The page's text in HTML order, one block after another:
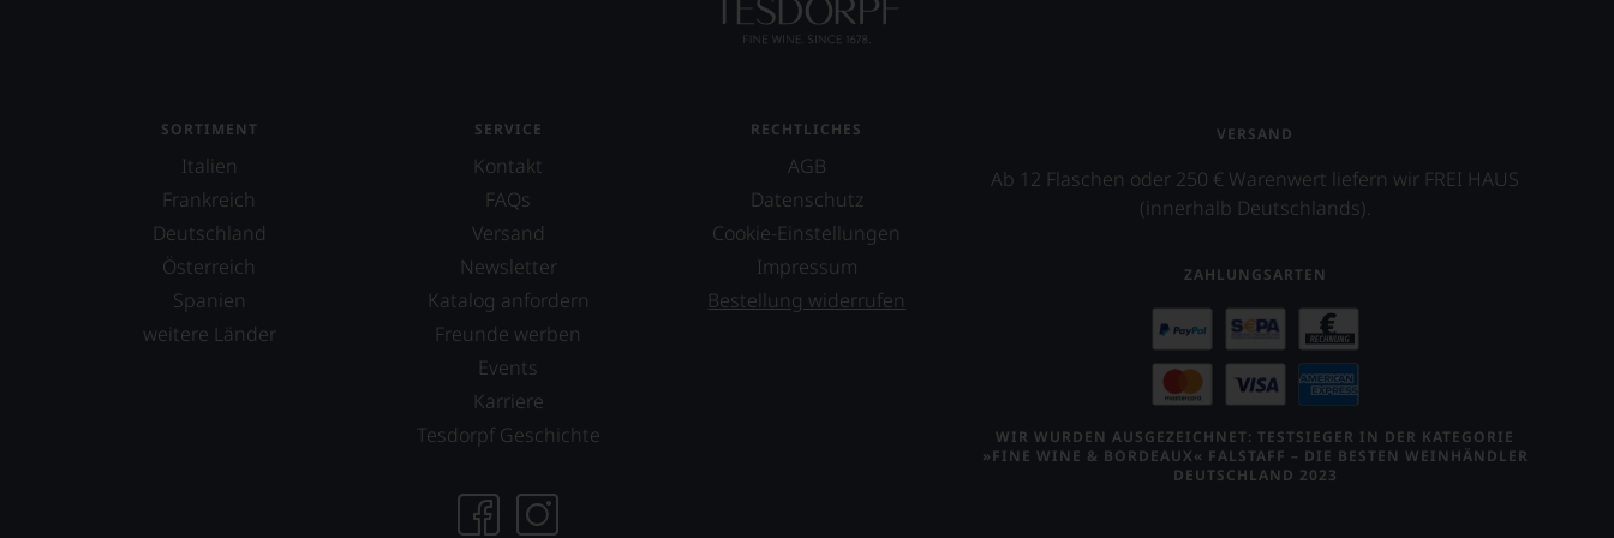
BEWERTEN.
Verkostungsteam
Tesdorpf,
SORTIMENT
Italien
Frankreich
Deutschland
Österreich
Spanien
weitere Länder
SERVICE
Kontakt
FAQs
Versand
Newsletter
Katalog anfordern
Freunde werben
Events
Karriere
Tesdorpf Geschichte
RECHTLICHES
AGB
Datenschutz
Cookie-Einstellungen
Impressum
Bestellung widerrufen
VERSAND
Ab 12 Flaschen oder 250 € Warenwert liefern wir FREI HAUS
(innerhalb Deutschlands).
ZAHLUNGSARTEN
WIR WURDEN AUSGEZEICHNET: TESTSIEGER IN DER KATEGORIE
»FINE WINE & BORDEAUX« FALSTAFF – DIE BESTEN WEINHÄNDLER
DEUTSCHLAND 2023